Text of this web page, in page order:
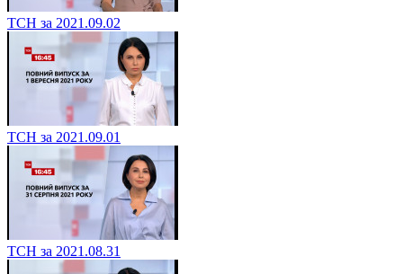
ТСН за 2021.09.02
ТСН за 2021.09.01
ТСН за 2021.08.31